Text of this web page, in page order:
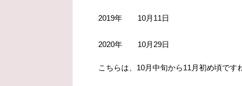
2019年 10月11日
2020年 10月29日
こちらは、10月中旬から11月初め頃です